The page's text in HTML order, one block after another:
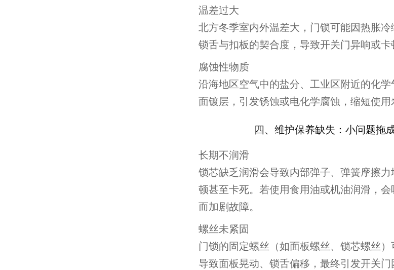
温差过大
北方冬季室内外温差大，门锁可能因热胀
锁舌与扣板的契合度，导致开关门异响或卡
腐蚀性物质
沿海地区空气中的盐分、工业区附近的化
面镀层，引发锈蚀或电化学腐蚀，缩短使用
四、维护保养缺失：小问题拖
长期不润滑
锁芯缺乏润滑会导致内部弹子、弹簧摩擦
顿甚至卡死。若使用食用油或机油润滑，
而加剧故障。
螺丝未紧固
门锁的固定螺丝（如面板螺丝、锁芯螺丝）
导致面板晃动、锁舌偏移，最终引发开关门